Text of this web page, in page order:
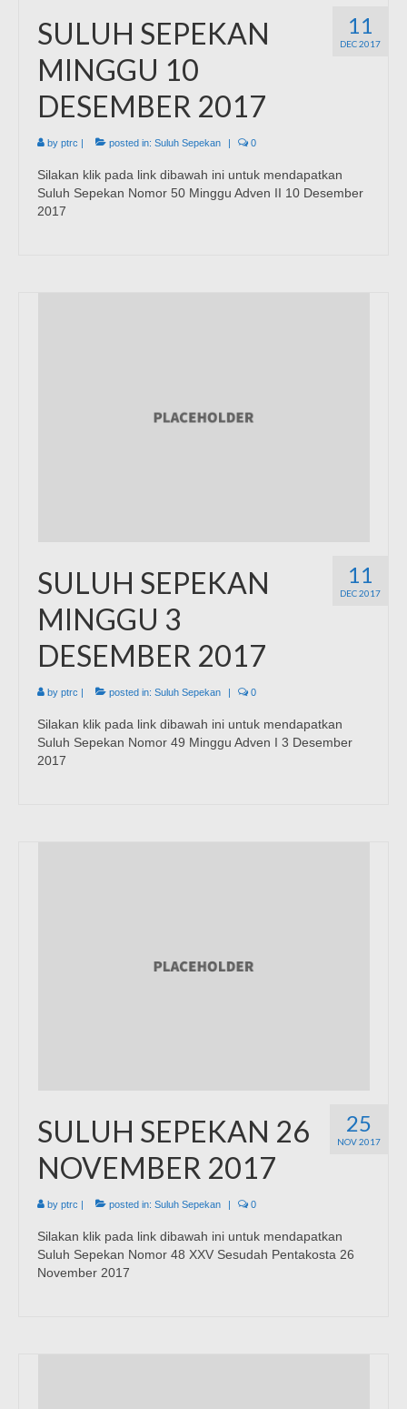
11
DEC 2017
SULUH SEPEKAN
MINGGU 10
DESEMBER 2017
by ptrc | posted in: Suluh Sepekan | 0
Silakan klik pada link dibawah ini untuk mendapatkan
Suluh Sepekan Nomor 50 Minggu Adven II 10 Desember
2017
11
DEC 2017
SULUH SEPEKAN
MINGGU 3
DESEMBER 2017
by ptrc | posted in: Suluh Sepekan | 0
Silakan klik pada link dibawah ini untuk mendapatkan
Suluh Sepekan Nomor 49 Minggu Adven I 3 Desember
2017
25
NOV 2017
SULUH SEPEKAN 26
NOVEMBER 2017
by ptrc posted in: Suluh Sepekan 0
Silakan klik pada link dibawah ini untuk mendapatkan
Suluh Sepekan Nomor 48 XXV Sesudah Pentakosta 26
November 2017